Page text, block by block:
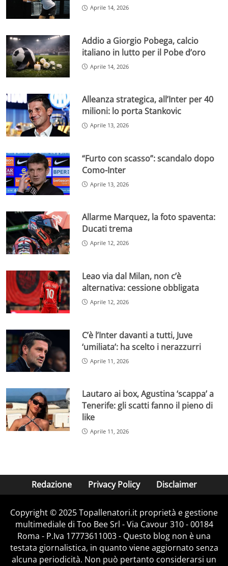
Aprile 14, 2026
Addio a Giorgio Pobega, calcio
italiano in lutto per il Pobe d’oro
Aprile 14, 2026
Alleanza strategica, all’Inter per 40
milioni: lo porta Stankovic
Aprile 13, 2026
“Furto con scasso”: scandalo dopo
Como-Inter
Aprile 13, 2026
Allarme Marquez, la foto spaventa:
Ducati trema
Aprile 12, 2026
Leao via dal Milan, non c’è
alternativa: cessione obbligata
Aprile 12, 2026
C’è l’Inter davanti a tutti, Juve
‘umiliata’: ha scelto i nerazzurri
Aprile 11, 2026
Lautaro ai box, Agustina ‘scappa’ a
Tenerife: gli scatti fanno il pieno di
like
Aprile 11, 2026
Redazione Privacy Policy Disclaimer
Copyright © 2025 Topallenatori.it proprietà e gestione
multimediale di Too Bee Srl - Via Cavour 310 - 00184
Roma - P.Iva 17773611003 - Questo blog non è una
testata giornalistica, in quanto viene aggiornato senza
alcuna periodicità. Non può pertanto considerarsi un